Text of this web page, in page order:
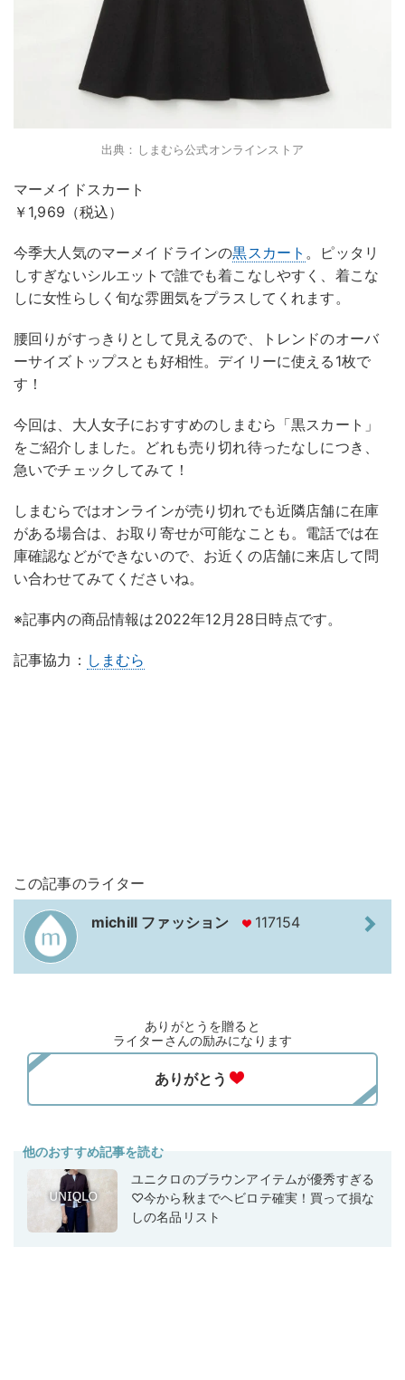
出典：しまむら公式オンラインストア
マーメイドスカート
￥1,969（税込）
今季大人気のマーメイドラインの黒スカート 。ピッタリ
しすぎないシルエットで誰でも着こなしやすく、着こな
しに女性らしく旬な雰囲気をプラスしてくれます。
腰回りがすっきりとして見えるので、トレンドのオーバ
ーサイズトップスとも好相性。デイリーに使える1枚で
す！
今回は、大人女子におすすめのしまむら「黒スカート」
をご紹介しました。どれも売り切れ待ったなしにつき、
急いでチェックしてみて！
しまむらではオンラインが売り切れでも近隣店舗に在庫
がある場合は、お取り寄せが可能なことも。電話では在
庫確認などができないので、お近くの店舗に来店して問
い合わせてみてくださいね。
※記事内の商品情報は2022年12月28日時点です。
記事協力： しまむら
この記事のライター
michill ファッション 117154
ありがとうを贈ると
ライターさんの励みになります
他のおすすめ記事を読む
ユニクロのブラウンアイテムが優秀すぎる
♡今から秋までヘビロテ確実！買って損な
しの名品リスト